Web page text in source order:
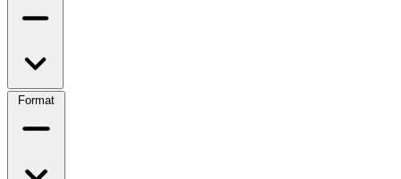
Format